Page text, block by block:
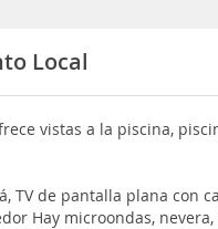
Local
vistas a la piscina,
TV de pantalla plana con
Hay microondas,